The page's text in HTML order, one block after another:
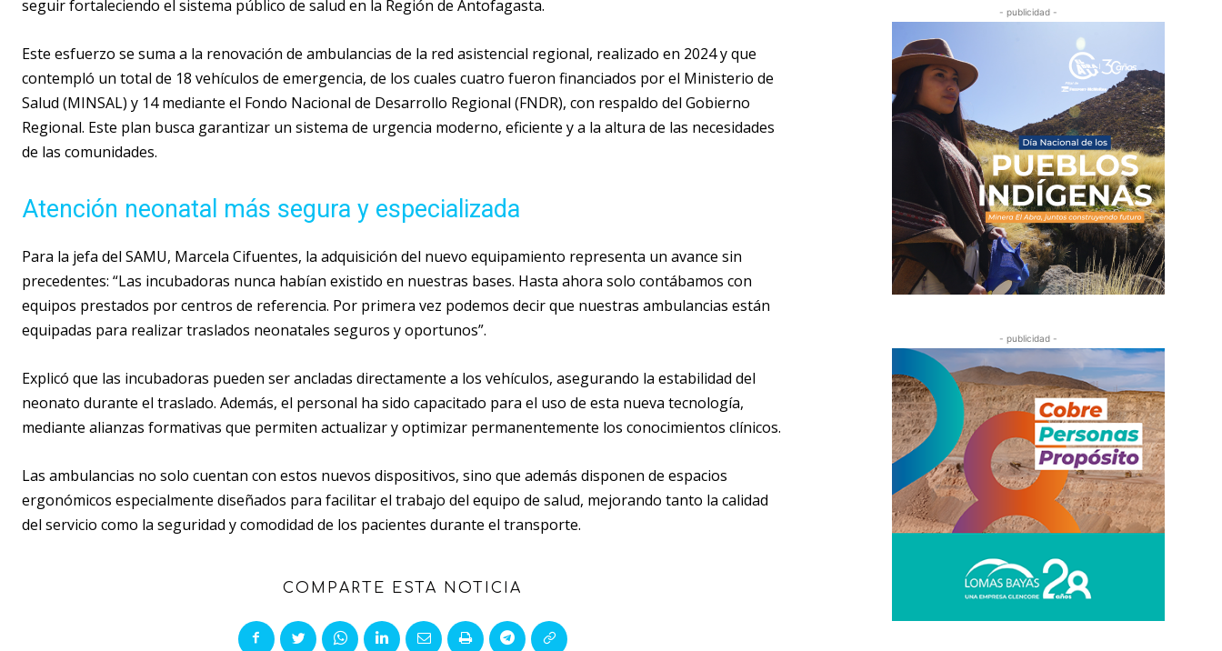
seguir fortaleciendo el sistema público de salud en la Región de Antofagasta.
Este esfuerzo se suma a la renovación de ambulancias de la red asistencial regional, realizado en 2024 y que
contempló un total de 18 vehículos de emergencia, de los cuales cuatro fueron financiados por el Ministerio de
Salud (MINSAL) y 14 mediante el Fondo Nacional de Desarrollo Regional (FNDR), con respaldo del Gobierno
Regional. Este plan busca garantizar un sistema de urgencia moderno, eficiente y a la altura de las necesidades
de las comunidades.
Atención neonatal más segura y especializada
Para la jefa del SAMU, Marcela Cifuentes, la adquisición del nuevo equipamiento representa un avance sin
precedentes: “Las incubadoras nunca habían existido en nuestras bases. Hasta ahora solo contábamos con
equipos prestados por centros de referencia. Por primera vez podemos decir que nuestras ambulancias están
equipadas para realizar traslados neonatales seguros y oportunos”.
Explicó que las incubadoras pueden ser ancladas directamente a los vehículos, asegurando la estabilidad del
neonato durante el traslado. Además, el personal ha sido capacitado para el uso de esta nueva tecnología,
mediante alianzas formativas que permiten actualizar y optimizar permanentemente los conocimientos clínicos.
Las ambulancias no solo cuentan con estos nuevos dispositivos, sino que además disponen de espacios
ergonómicos especialmente diseñados para facilitar el trabajo del equipo de salud, mejorando tanto la calidad
del servicio como la seguridad y comodidad de los pacientes durante el transporte.
COMPARTE ESTA NOTICIA
- publicidad -
- publicidad -